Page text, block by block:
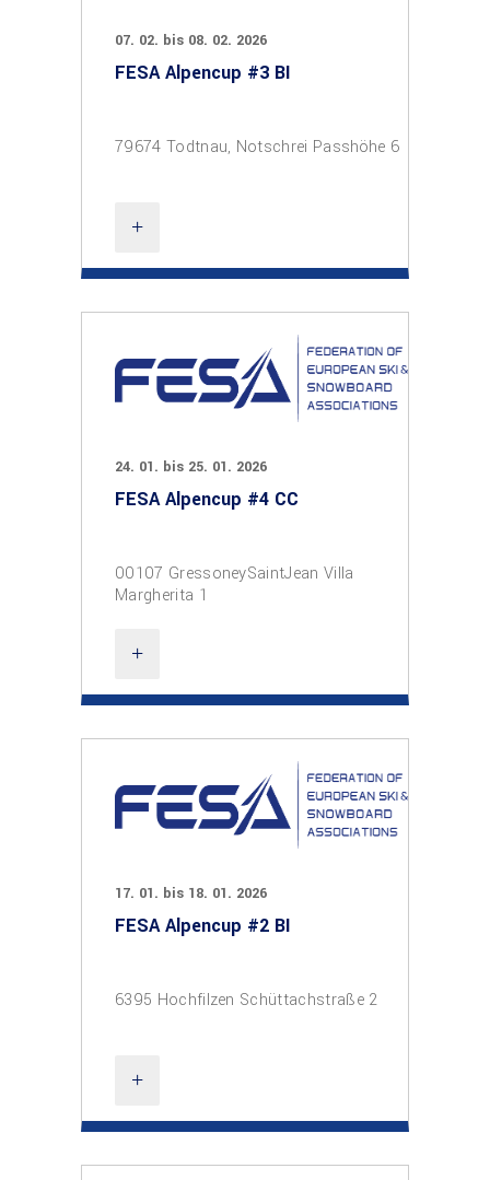
07. 02. bis 08. 02. 2026
FESA Alpencup #3 BI
79674 Todtnau, Notschrei Passhöhe 6
24. 01. bis 25. 01. 2026
FESA Alpencup #4 CC
00107 GressoneySaintJean Villa
Margherita 1
17. 01. bis 18. 01. 2026
FESA Alpencup #2 BI
6395 Hochfilzen Schüttachstraße 2